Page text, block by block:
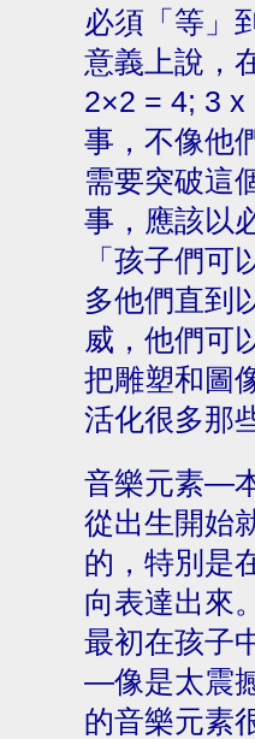
必須「等」
意義上說，
2×2 = 4; 3
事，不像他
需要突破這
事，應該以
「孩子們
多他們直到
威，他們可
把雕塑和圖
活化很多那
音樂元素—
從出生開始
的，特別是
向表達出來
最初在孩子
—像是太震
的音樂元素